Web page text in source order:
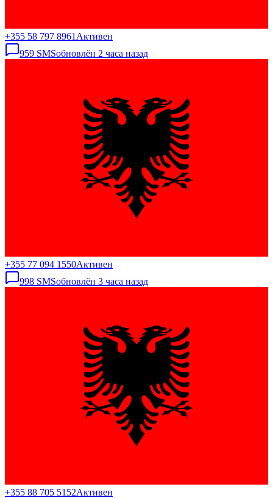
+355 58 797 8961 Активен
959 SMSобновлён 2 часа назад
+355 77 094 1550Активен
998 SMSобновлён 3 часа назад
+355 88 705 5152Активен